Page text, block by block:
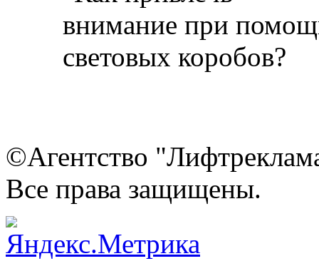
©Агентство
Все права защищены.